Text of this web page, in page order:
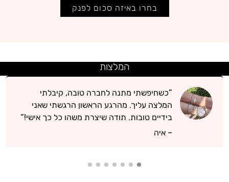
בחרו באיזה סכום לפנק
המלצות
כשחיפשתי מתנה לחברה טובה, קיבלתי
המלצה עליך. מהרגע הראשון הרגשתי שאני
בידיים טובות. תודה שיצרת משהו כל כך אישי!
איה